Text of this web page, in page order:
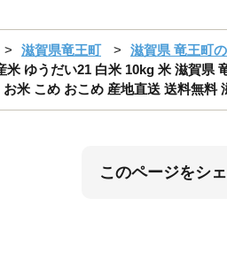
滋賀県竜王町
滋賀県 竜王町
米 ゆうだい21 白米 10kg 米 滋賀
米 こめ おこめ 産地直送 送料無料
このページをシ